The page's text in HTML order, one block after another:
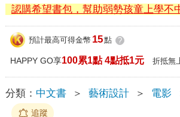
認購希望書包，幫助弱勢孩童上學不
預計最高可得金幣 15點 ?
HAPPY GO享100累1點 4點抵1元 折抵無
分類： 中文書 ＞ 藝術設計 ＞ 電影
追蹤